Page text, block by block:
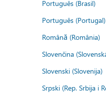
Português (Brasil)
Português (Portugal)
Română (România)
Slovenčina
Slovenski (Slovenija)
Srpski (Rep. Srbija i